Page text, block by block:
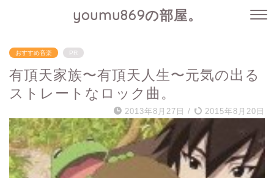
youmu869の部屋。
おすすめ音楽 PR
有頂天家族〜有頂天人生〜元気の出る
ストレートなロック曲。
2013年8月27日 / 2015年8月20日